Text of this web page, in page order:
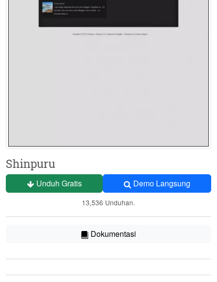
Shinpuru
Unduh Gratis Demo Langsung
13,536 Unduhan.
Dokumentasi